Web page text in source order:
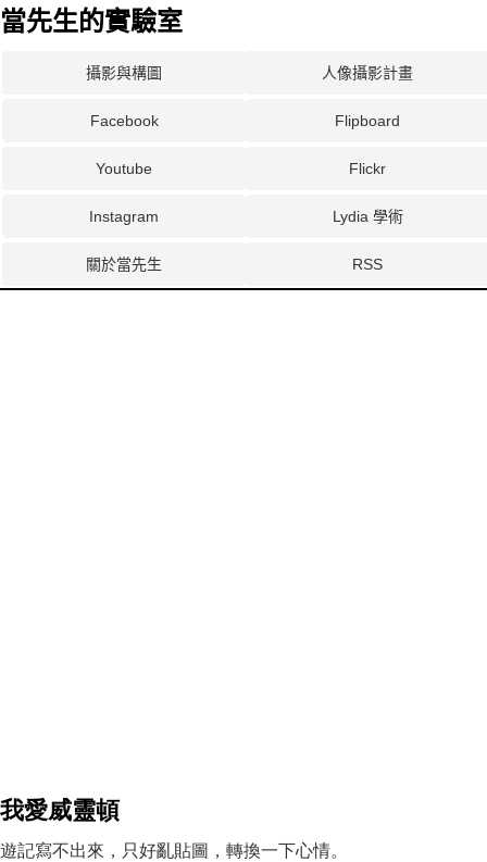
當先生的實驗室
攝影與構圖 人像攝影計畫
Facebook Flipboard
Youtube Flickr
Instagram Lydia 學術
關於當先生 RSS
我愛威靈頓
遊記寫不出來，只好亂貼圖，轉換一下心情。